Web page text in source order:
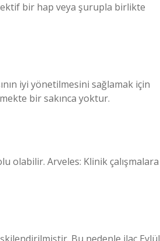
bir hap veya şurupla birlikte
iyi yönetilmesini sağlamak için
bir sakınca yoktur.
olabilir. Arveles: Klinik çalışmalara